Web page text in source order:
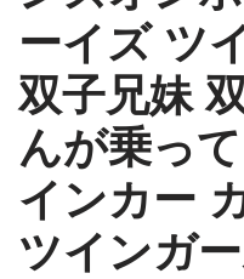
ーイズ ツ
双子兄妹
んが乗っ
インカー
ツインガ